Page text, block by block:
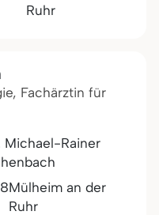
Ruhr
Fachärztin für
Michael-Rainer
Mülheim an der
Ruhr